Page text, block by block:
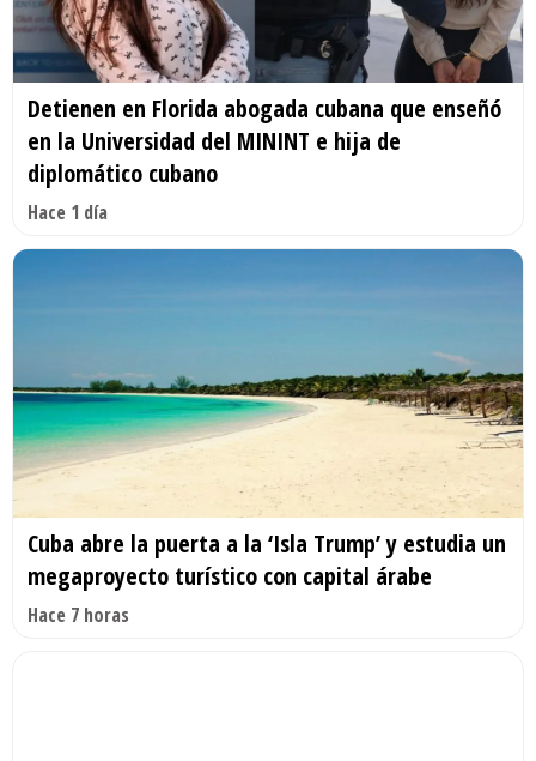
Detienen en Florida abogada cubana que enseñó
en la Universidad del MININT e hija de
diplomático cubano
Hace 1 día
Cuba abre la puerta a la ‘Isla Trump’ y estudia un
megaproyecto turístico con capital árabe
Hace 7 horas